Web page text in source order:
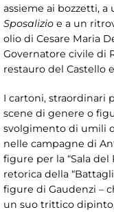
assieme ai bozzetti,
Sposalizio e a un
olio di Cesare Maria
Governatore civile di
restauro del Castello
I cartoni, straordinari
scene di genere o
svolgimento di umili
nelle campagne di
figure per la “Sala
retorica della
figure di Gaudenzi –
un suo trittico